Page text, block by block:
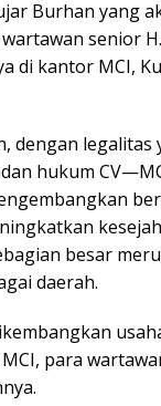
Burhan yang
senior
di kantor MCI,
dengan
hukum
besar
daerah.
para